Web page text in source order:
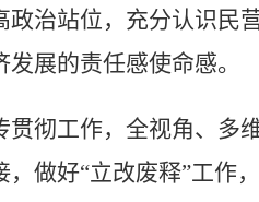
治站位，充分认识民
展的责任感使命感。
工作，全视角、多
做好“立改废释”工作